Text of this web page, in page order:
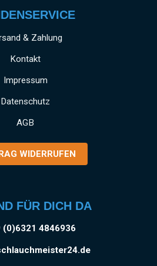
& Zahlung
Kontakt
Impressum
Datenschutz
AGB
WIDERRUFEN
FÜR DICH DA
(0)6321 4846936